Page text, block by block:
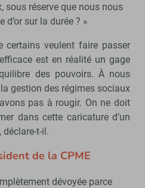
sous réserve que nous nous
d’or sur la durée ? »
certains veulent faire passer
est en réalité un gage
des pouvoirs. À nous
gestion des régimes sociaux
pas à rougir. On ne doit
dans cette caricature d’un
t-il.
de la CPME
dévoyée parce